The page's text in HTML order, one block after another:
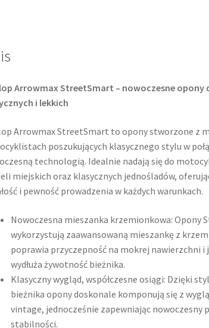
Arrowmax StreetSmart – nowoczesne
i lekkich
Arrowmax StreetSmart to opony stworzone z
poszukujących klasycznego stylu w
technologią. Idealnie nadają się do
miejskich oraz klasycznych jednośladów,
i pewność prowadzenia w każdych warunkach.
Nowoczesna mieszanka krzemionkowa: Opony
wykorzystują zaawansowaną mieszankę z
poprawia przyczepność na mokrej nawierzchni i
wydłuża żywotność bieżnika.
Klasyczny wygląd, współczesne osiągi: Dzięki
bieżnika opony doskonale komponują się z
vintage, jednocześnie zapewniając nowoczesny
stabilności.